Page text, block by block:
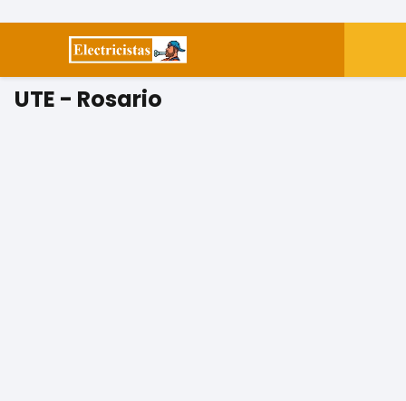
UTE - Rosario